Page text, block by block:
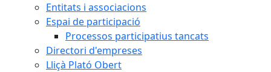
Entitats i associacions
Espai de participació
Processos participatius tancats
Directori d'empreses
Lliçà Plató Obert